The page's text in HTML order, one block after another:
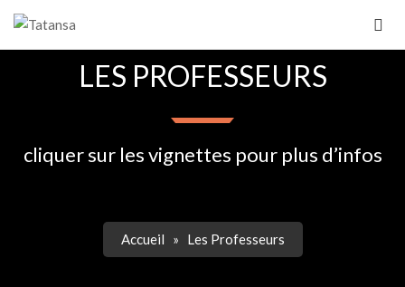
LES PROFESSEURS
cliquer sur les vignettes pour plus d’infos
Accueil » Les Professeurs